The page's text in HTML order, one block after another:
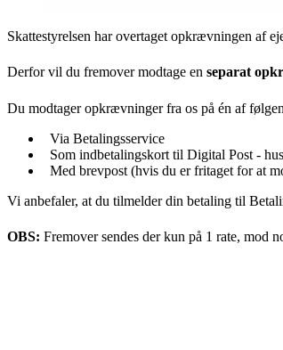
Skattestyrelsen har overtaget opkrævningen af
Derfor vil du fremover modtage en separat
Du modtager opkrævninger fra os på én af
Via Betalingsservice
Som indbetalingskort til Digital Post -
Med brevpost (hvis du er fritaget for at
Vi anbefaler, at du tilmelder din betaling til
OBS: Fremover sendes der kun på 1 rate, mod